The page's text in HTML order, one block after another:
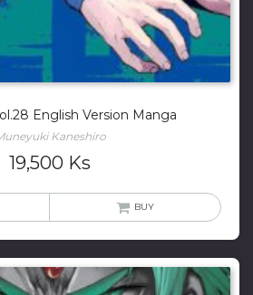
English Version Manga
Kaneshiro
19,500 Ks
BUY